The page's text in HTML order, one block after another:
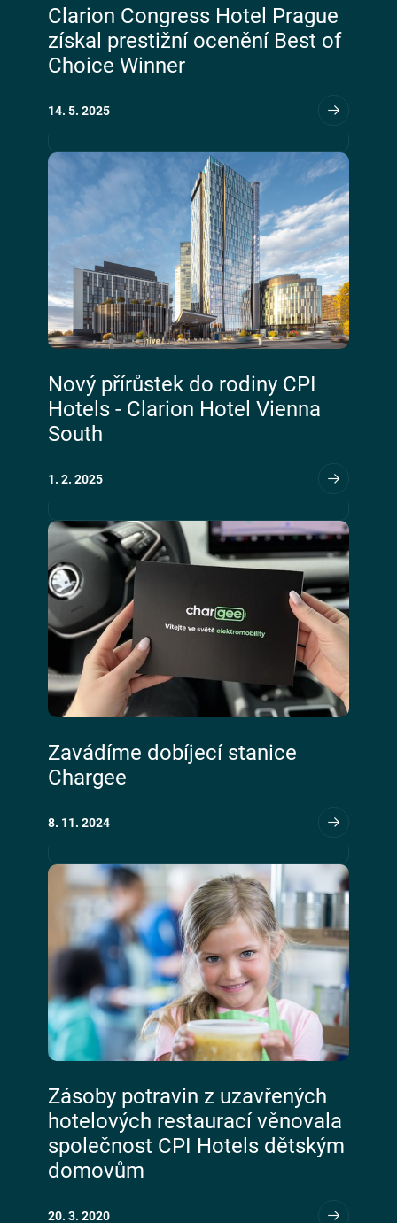
Clarion Congress Hotel Prague
získal prestižní ocenění Best of
Choice Winner
14. 5. 2025
Nový přírůstek do rodiny CPI
Hotels - Clarion Hotel Vienna
South
1. 2. 2025
Zavádíme dobíjecí stanice
Chargee
8. 11. 2024
Zásoby potravin z uzavřených
hotelových restaurací věnovala
společnost CPI Hotels dětským
domovům
20. 3. 2020